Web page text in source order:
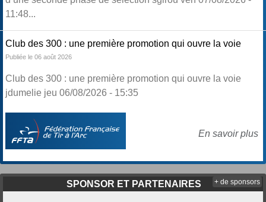
11:48...
Club des 300 : une première promotion qui ouvre la voie
Publiée le 06 août 2026
Club des 300 : une première promotion qui ouvre la voie
jdumelie jeu 06/08/2026 - 15:35
En savoir plus
SPONSOR ET PARTENAIRES + de sponsors